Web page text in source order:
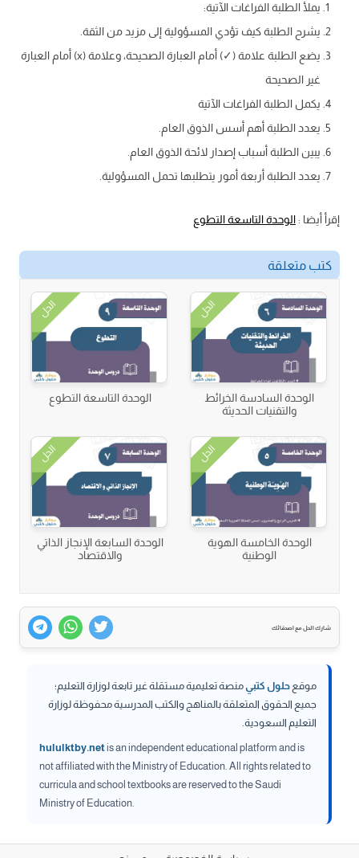
يملأ الطلبة الفراغات الآتية:
يشرح الطلبة كيف تؤدي المسؤولية إلى مزيد من الثقة.
يضع الطلبة علامة (✓) أمام العبارة الصحيحة، وعلامة (x) أمام العبارة
غير الصحيحة
يكمل الطلبة الفراغات الآتية
يعدد الطلبة أهم أسس الذوق العام.
يبين الطلبة أسباب إصدار لائحة الذوق العام.
يعدد الطلبة أربعة أمور يتطلبها تحمل المسؤولية.
إقرأ أيضا :الوحدة التاسعة التطوع
كتب متعلقة
الحل
الوحدة السادسة الخرائط
والتقنيات الحديثة
الحل
الوحدة التاسعة التطوع
الحل
الوحدة الخامسة الهوية
الوطنية
الحل
الوحدة السابعة الإنجاز الذاتي
والاقتصاد
شارك الحل مع اصدقائك
موقع حلول كتبيمنصة تعليمية مستقلة غير تابعة لوزارة التعليم؛
جميع الحقوق المتعلقة بالمناهج والكتب المدرسية محفوظة لوزارة
التعليم السعودية.
hululktby.netis an independent educational platform and is
not affiliated with the Ministry of Education. All rights related to
curricula and school textbooks are reserved to the Saudi
Ministry of Education.